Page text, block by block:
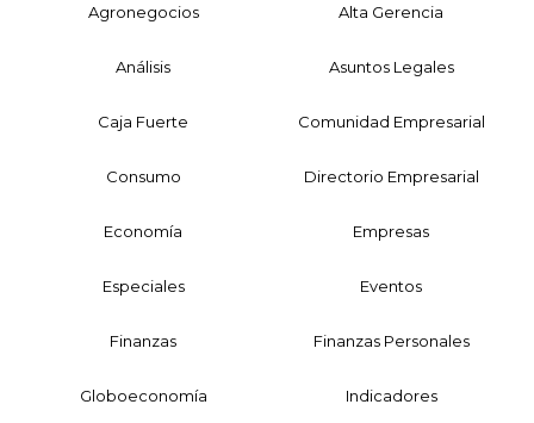
Agronegocios Alta Gerencia
Análisis Asuntos Legales
Caja Fuerte Comunidad Empresarial
Consumo Directorio Empresarial
Economía Empresas
Especiales Eventos
Finanzas Finanzas Personales
Globoeconomía Indicadores